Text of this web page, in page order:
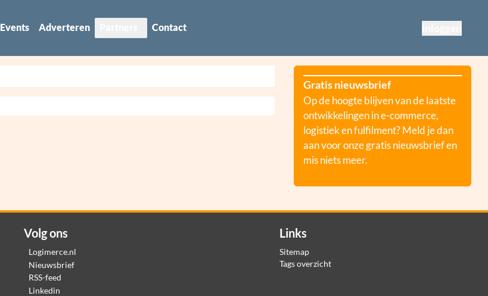
Events Adverteren Contact
Gratis nieuwsbrief
Op de hoogte blijven van de laatste
ontwikkelingen in e-commerce,
logistiek en fulfilment? Meld je dan
aan voor onze gratis nieuwsbrief en
mis niets meer.
Volg ons
Logimerce.nl
Nieuwsbrief
RSS-feed
Linkedin
Links
Sitemap
Tags overzicht